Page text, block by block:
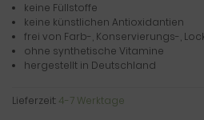
keine Füllstoffe
keine künstlichen Antioxidantien
frei von Farb-, Konservierungs-,
ohne synthetische Vitamine
hergestellt in Deutschland
Lieferzeit: 4-7 Werktage